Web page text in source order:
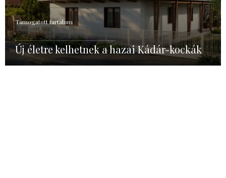
Támogatott tartalom
Új életre kelhetnek a hazai Kádár-kockák